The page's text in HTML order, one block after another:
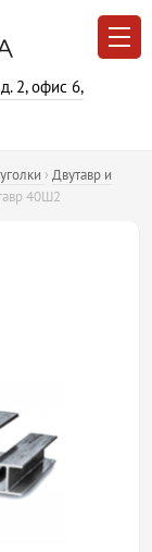
2, офис 6,
› Двутавр и
40Ш2